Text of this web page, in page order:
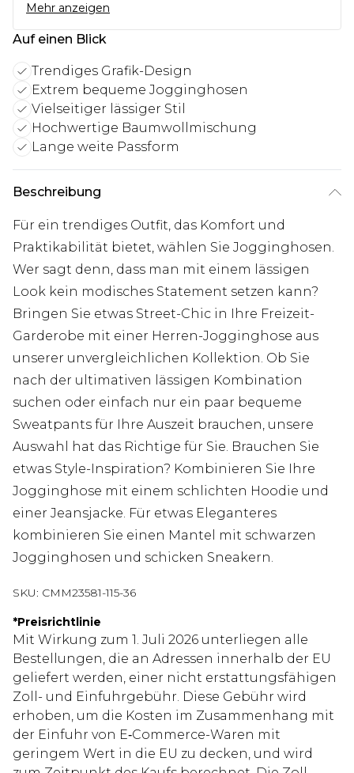
Mehr anzeigen
Auf einen Blick
Trendiges Grafik-Design
Extrem bequeme Jogginghosen
Vielseitiger lässiger Stil
Hochwertige Baumwollmischung
Lange weite Passform
Beschreibung
Für ein trendiges Outfit, das Komfort und
Praktikabilität bietet, wählen Sie Jogginghosen.
Wer sagt denn, dass man mit einem lässigen
Look kein modisches Statement setzen kann?
Bringen Sie etwas Street-Chic in Ihre Freizeit-
Garderobe mit einer Herren-Jogginghose aus
unserer unvergleichlichen Kollektion. Ob Sie
nach der ultimativen lässigen Kombination
suchen oder einfach nur ein paar bequeme
Sweatpants für Ihre Auszeit brauchen, unsere
Auswahl hat das Richtige für Sie. Brauchen Sie
etwas Style-Inspiration? Kombinieren Sie Ihre
Jogginghose mit einem schlichten Hoodie und
einer Jeansjacke. Für etwas Eleganteres
kombinieren Sie einen Mantel mit schwarzen
Jogginghosen und schicken Sneakern.
SKU: CMM23581-115-36
*Preisrichtlinie
Mit Wirkung zum 1. Juli 2026 unterliegen alle
Bestellungen, die an Adressen innerhalb der EU
geliefert werden, einer nicht erstattungsfähigen
Zoll- und Einfuhrgebühr. Diese Gebühr wird
erhoben, um die Kosten im Zusammenhang mit
der Einfuhr von E‑Commerce-Waren mit
geringem Wert in die EU zu decken, und wird